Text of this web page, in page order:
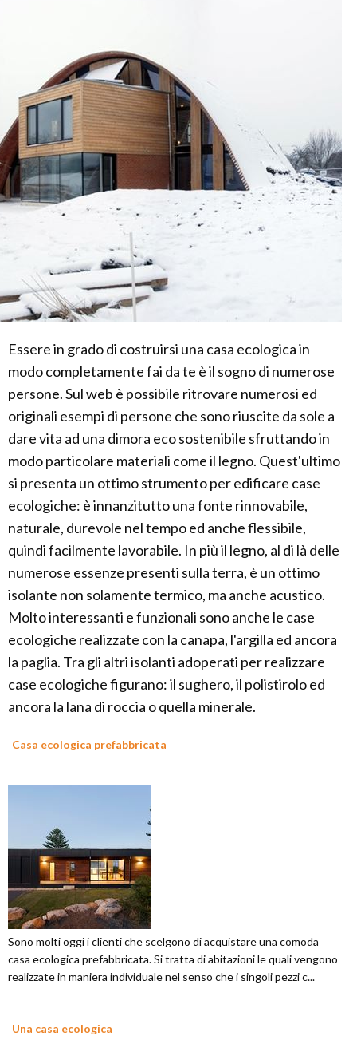
Essere in grado di costruirsi una casa ecologica in
modo completamente fai da te è il sogno di numerose
persone. Sul web è possibile ritrovare numerosi ed
originali esempi di persone che sono riuscite da sole a
dare vita ad una dimora eco sostenibile sfruttando in
modo particolare materiali come il legno. Quest'ultimo
si presenta un ottimo strumento per edificare case
ecologiche: è innanzitutto una fonte rinnovabile,
naturale, durevole nel tempo ed anche flessibile,
quindi facilmente lavorabile. In più il legno, al di là delle
numerose essenze presenti sulla terra, è un ottimo
isolante non solamente termico, ma anche acustico.
Molto interessanti e funzionali sono anche le case
ecologiche realizzate con la canapa, l'argilla ed ancora
la paglia. Tra gli altri isolanti adoperati per realizzare
case ecologiche figurano: il sughero, il polistirolo ed
ancora la lana di roccia o quella minerale.
Casa ecologica prefabbricata
Sono molti oggi i clienti che scelgono di acquistare una comoda
casa ecologica prefabbricata. Si tratta di abitazioni le quali vengono
realizzate in maniera individuale nel senso che i singoli pezzi c...
Una casa ecologica